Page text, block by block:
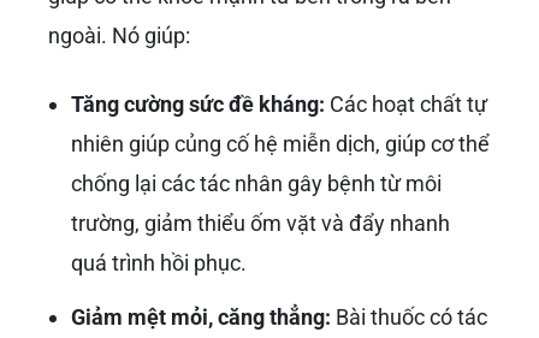
ngoài. Nó giúp:
Tăng cường sức đề kháng: Các hoạt chất tự
nhiên giúp củng cố hệ miễn dịch, giúp cơ thể
chống lại các tác nhân gây bệnh từ môi
trường, giảm thiểu ốm vặt và đẩy nhanh
quá trình hồi phục.
Giảm mệt mỏi, căng thẳng: Bài thuốc có tác